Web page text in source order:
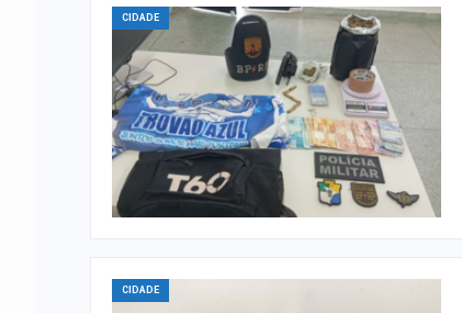
CIDADE
CIDADE